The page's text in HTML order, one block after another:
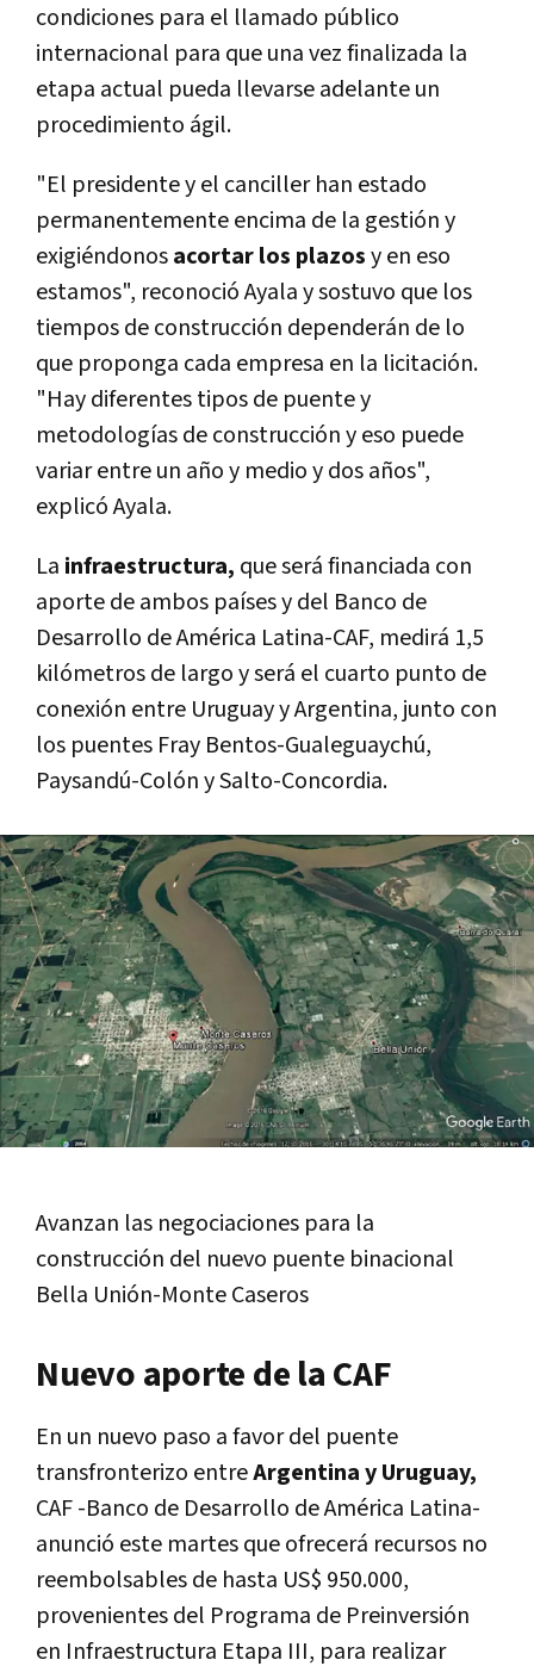
condiciones para el llamado público
internacional para que una vez finalizada la
etapa actual pueda llevarse adelante un
procedimiento ágil.
"El presidente y el canciller han estado
permanentemente encima de la gestión y
exigiéndonosacortar los plazosy en eso
estamos", reconoció Ayala y sostuvo que los
tiempos de construcción dependerán de lo
que proponga cada empresa en la licitación.
"Hay diferentes tipos de puente y
metodologías de construcción y eso puede
variar entre un año y medio y dos años",
explicó Ayala.
La infraestructura, que será financiada con
aporte de ambos países y del Banco de
Desarrollo de América Latina-CAF, medirá 1,5
kilómetros de largo y será el cuarto punto de
conexión entre Uruguay y Argentina, junto con
los puentes Fray Bentos-Gualeguaychú,
Paysandú-Colón y Salto-Concordia.
Avanzan las negociaciones para la
construcción del nuevo puente binacional
Bella Unión-Monte Caseros
Nuevo aporte de la CAF
En un nuevo paso a favor del puente
transfronterizo entreArgentina y Uruguay,
CAF -Banco de Desarrollo de América Latina-
anunció este martes que ofrecerá recursos no
reembolsables de hasta US$ 950.000,
provenientes del Programa de Preinversión
en Infraestructura Etapa III, para realizar